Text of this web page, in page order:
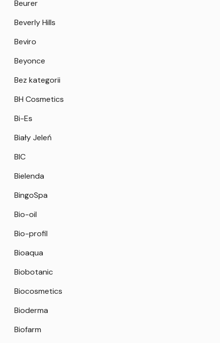
Beurer
Beverly Hills
Beviro
Beyonce
Bez kategorii
BH Cosmetics
Bi-Es
Biały Jeleń
BIC
Bielenda
BingoSpa
Bio-oil
Bio-profil
Bioaqua
Biobotanic
Biocosmetics
Bioderma
Biofarm